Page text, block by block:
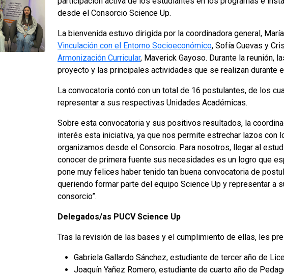
desde el Consorcio Science Up.
La bienvenida estuvo dirigida por la coordinadora general,
Vinculación con el Entorno Socioeconómico, Sofía Cuevas y
Armonización Curricular, Maverick Gayoso. Durante la reunión,
proyecto y las principales actividades que se realizan durante
La convocatoria contó con un total de 16 postulantes, de los
representar a sus respectivas Unidades Académicas.
Sobre esta convocatoria y sus positivos resultados, la
interés esta iniciativa, ya que nos permite estrechar lazos
organizamos desde el Consorcio. Para nosotros, llegar al
conocer de primera fuente sus necesidades es un logro que
pone muy felices haber tenido tan buena convocatoria de
queriendo formar parte del equipo Science Up y representar a
consorcio”.
Delegados/as PUCV Science Up
Tras la revisión de las bases y el cumplimiento de ellas, les
Gabriela Gallardo Sánchez, estudiante de tercer año de
Joaquín Yañez Romero, estudiante de cuarto año de